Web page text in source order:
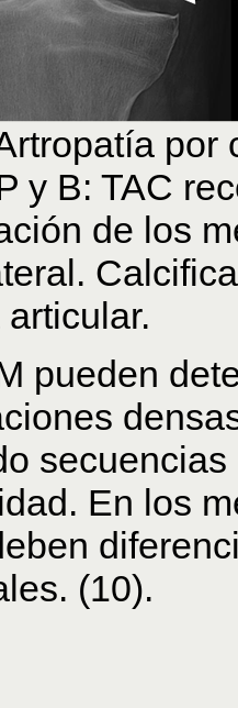
por
y B: TAC
de los
pueden
En los
(10).